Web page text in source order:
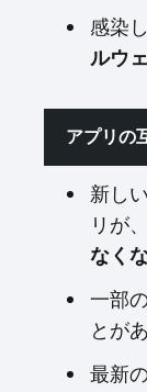
感染
ルウ
アプリの
新し
リが、
なく
一部
とが
最新